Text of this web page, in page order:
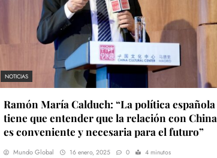
NOTICIAS
Ramón María Calduch: “La política española
tiene que entender que la relación con China
es conveniente y necesaria para el futuro”
Mundo Global 16 enero, 2025 0 4 minutos